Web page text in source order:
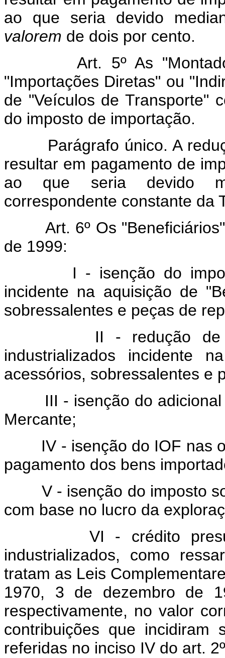
ao que seria devido
valorem de dois por cento.
Art. 5º As
"Importações Diretas" ou
de "Veículos de Transporte"
do imposto de importação.
Parágrafo único. A
resultar em pagamento de
ao que seria devido
correspondente constante da
Art. 6º Os "Beneficiários"
de 1999:
I - isenção do imposto
incidente na aquisição de
sobressalentes e peças de
II - redução de 45%
industrializados incidente
acessórios, sobressalentes e
III - isenção do adicional
Mercante;
IV - isenção do IOF nas
pagamento dos bens
V - isenção do imposto
com base no lucro da
VI - crédito
industrializados, como
tratam as Leis
1970, 3 de dezembro de
respectivamente, no valor
contribuições que incidiram
referidas no inciso IV do art.